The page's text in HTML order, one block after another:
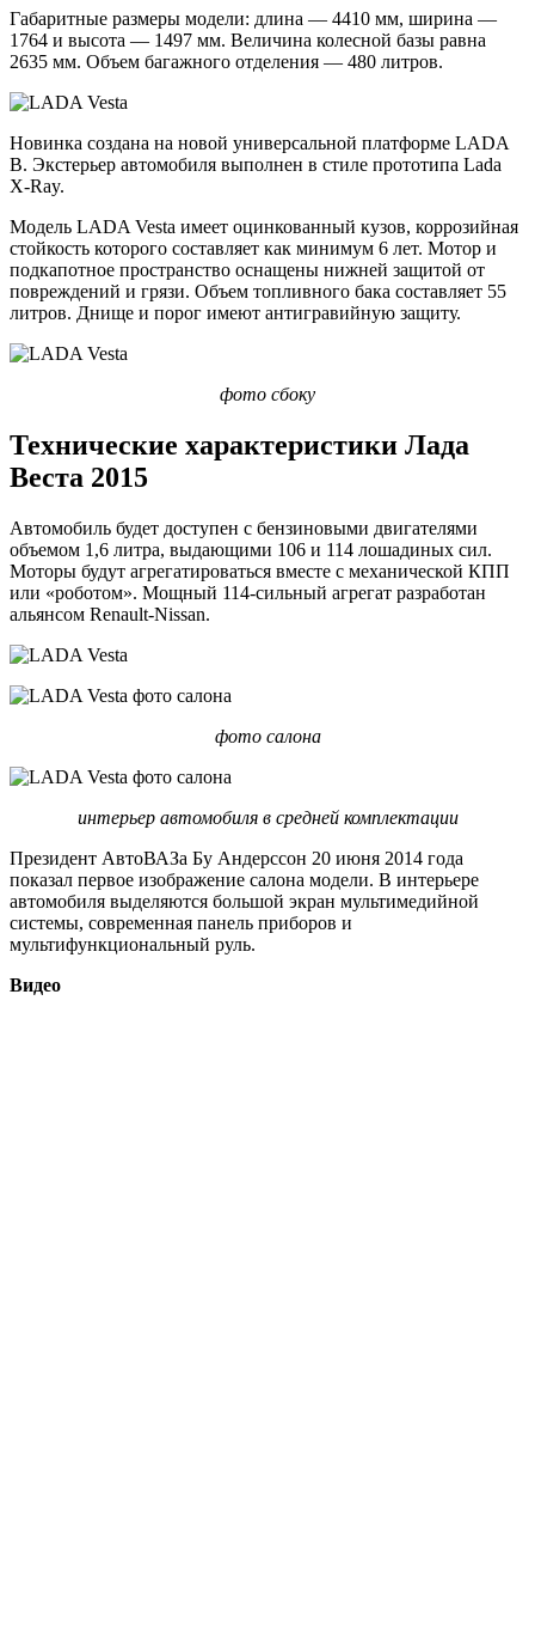
Габаритные размеры модели: длина — 4410 мм, ширина —
1764 и высота — 1497 мм. Величина колесной базы равна
2635 мм. Объем багажного отделения — 480 литров.
Новинка создана на новой универсальной платформе LADA
B. Экстерьер автомобиля выполнен в стиле прототипа Lada
X-Ray.
Модель LADA Vesta имеет оцинкованный кузов, коррозийная
стойкость которого составляет как минимум 6 лет. Мотор и
подкапотное пространство оснащены нижней защитой от
повреждений и грязи. Объем топливного бака составляет 55
литров. Днище и порог имеют антигравийную защиту.
фото сбоку
Технические характеристики Лада
Веста 2015
Автомобиль будет доступен с бензиновыми двигателями
объемом 1,6 литра, выдающими 106 и 114 лошадиных сил.
Моторы будут агрегатироваться вместе с механической КПП
или «роботом». Мощный 114-сильный агрегат разработан
альянсом Renault-Nissan.
фото салона
интерьер автомобиля в средней комплектации
Президент АвтоВАЗа Бу Андерссон 20 июня 2014 года
показал первое изображение салона модели. В интерьере
автомобиля выделяются большой экран мультимедийной
системы, современная панель приборов и
мультифункциональный руль.
Видео